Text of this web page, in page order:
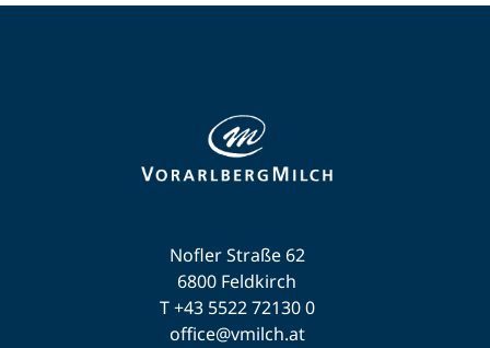
Nofler Straße 62
6800 Feldkirch
T +43 5522 72130 0
office@vmilch.at